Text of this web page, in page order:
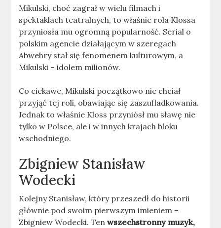
Mikulski, choć zagrał w wielu filmach i
spektaklach teatralnych, to właśnie rola Klossa
przyniosła mu ogromną popularność. Serial o
polskim agencie działającym w szeregach
Abwehry stał się fenomenem kulturowym, a
Mikulski – idolem milionów.
Co ciekawe, Mikulski początkowo nie chciał
przyjąć tej roli, obawiając się zaszufladkowania.
Jednak to właśnie Kloss przyniósł mu sławę nie
tylko w Polsce, ale i w innych krajach bloku
wschodniego.
Zbigniew Stanisław
Wodecki
Kolejny Stanisław, który przeszedł do historii
głównie pod swoim pierwszym imieniem –
Zbigniew Wodecki. Tenwszechstronny muzyk,